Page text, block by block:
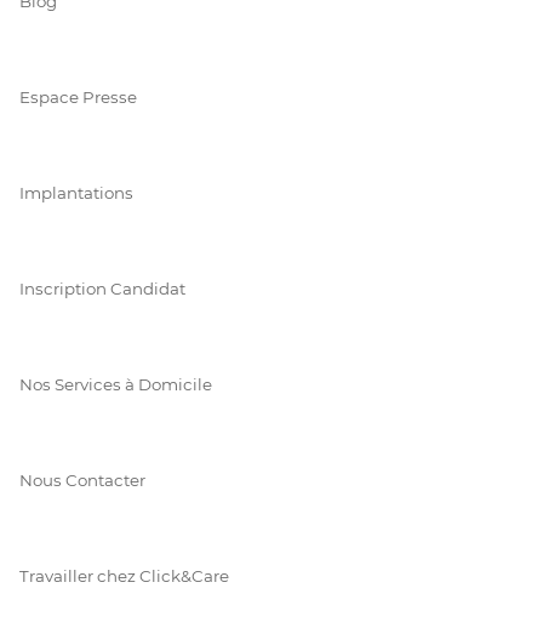
Espace Presse
Implantations
Inscription Candidat
Nos Services à Domicile
Nous Contacter
Travailler chez Click&Care